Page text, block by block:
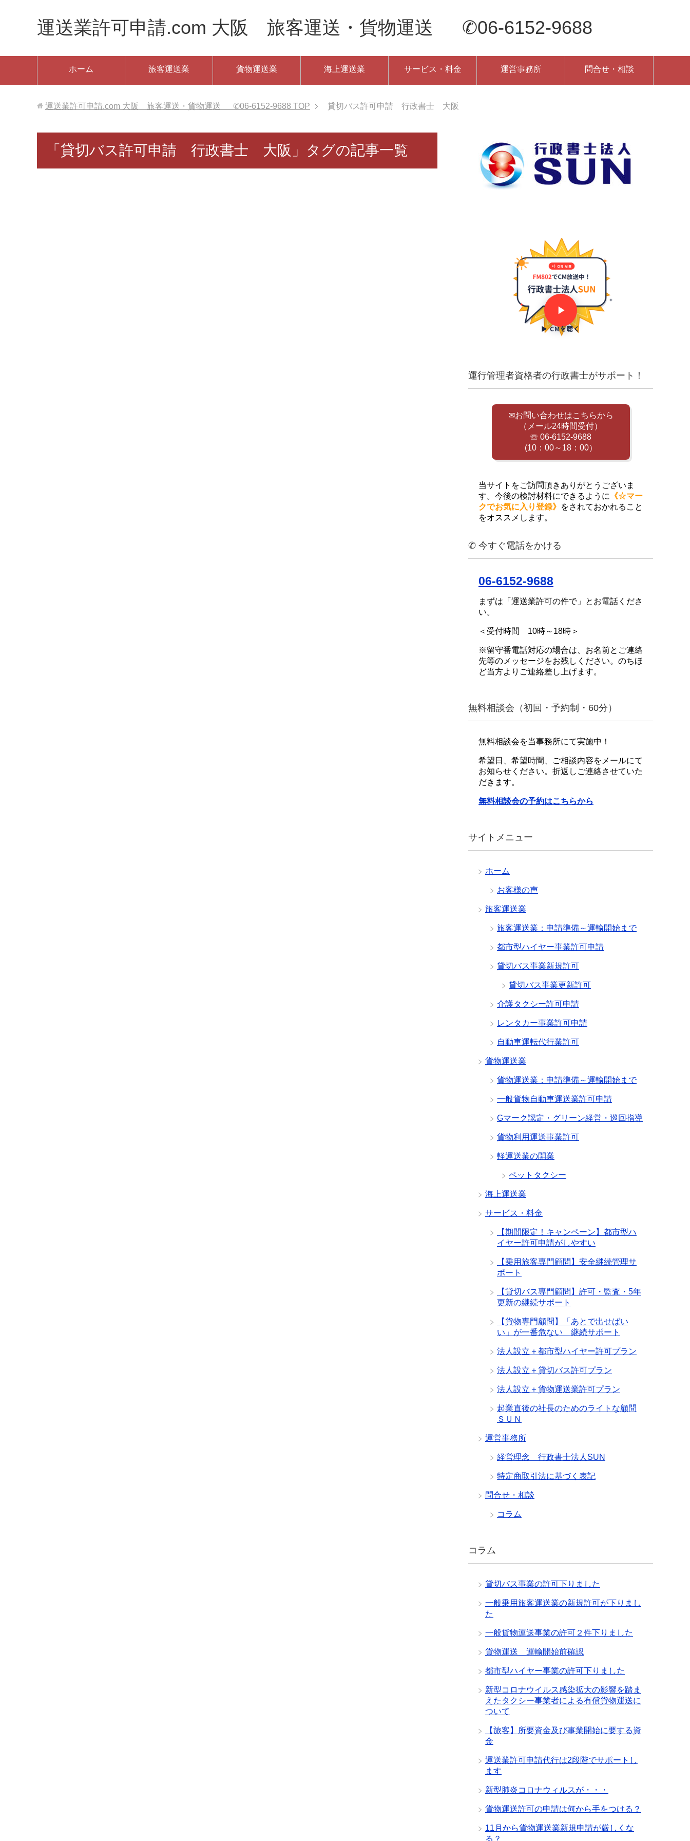
運送業許可申請.com 大阪 旅客運送・貨物運送 ✆06-6152-9688
ホーム 旅客運送業 貨物運送業 海上運送業 サービス・料金 運営事務所 問合せ・相談
運送業許可申請.com 大阪 旅客運送・貨物運送 ✆06-6152-9688 TOP 貸切バス許可申請 行政書士 大阪
「貸切バス許可申請 行政書士 大阪」タグの記事一覧
▶ CMを聴く
運行管理者資格者の行政書士がサポート！
✉お問い合わせはこちらから
（メール24時間受付）
☏ 06-6152-9688
(10：00～18：00）
当サイトをご訪問頂きありがとうございま
す。今後の検討材料にできるように
《☆マー
クでお気に入り登録》 をされておかれること
をオススメします。
✆ 今すぐ電話をかける
06-6152-9688
まずは「運送業許可の件で」とお電話くださ
い。
＜受付時間 10時～18時＞
※留守番電話対応の場合は、お名前とご連絡
先等のメッセージをお残しください。のちほ
ど当方よりご連絡差し上げます。
無料相談会（初回・予約制・60分）
無料相談会を当事務所にて実施中！
希望日、希望時間、ご相談内容をメールにて
お知らせください。折返しご連絡させていた
だきます。
無料相談会の予約はこちらから
サイトメニュー
ホーム
お客様の声
旅客運送業
旅客運送業：申請準備～運輸開始まで
都市型ハイヤー事業許可申請
貸切バス事業新規許可
貸切バス事業更新許可
介護タクシー許可申請
レンタカー事業許可申請
自動車運転代行業許可
貨物運送業
貨物運送業：申請準備～運輸開始まで
一般貨物自動車運送業許可申請
Gマーク認定・グリーン経営・巡回指導
貨物利用運送事業許可
軽運送業の開業
ペットタクシー
海上運送業
サービス・料金
【期間限定！キャンペーン】都市型ハ
イヤー許可申請がしやすい
【乗用旅客専門顧問】安全継続管理サ
ポート
【貸切バス専門顧問】許可・監査・5年
更新の継続サポート
【貨物専門顧問】「あとで出せばい
い」が一番危ない 継続サポート
法人設立＋都市型ハイヤー許可プラン
法人設立＋貸切バス許可プラン
法人設立＋貨物運送業許可プラン
起業直後の社長のためのライトな顧問
ＳＵＮ
運営事務所
経営理念 行政書士法人SUN
特定商取引法に基づく表記
問合せ・相談
コラム
コラム
貸切バス事業の許可下りました
一般乗用旅客運送業の新規許可が下りまし
た
一般貨物運送事業の許可２件下りました
貨物運送 運輸開始前確認
都市型ハイヤー事業の許可下りました
新型コロナウイルス感染拡大の影響を踏ま
えたタクシー事業者による有償貨物運送に
ついて
【旅客】所要資金及び事業開始に要する資
金
運送業許可申請代行は2段階でサポートし
ます
新型肺炎コロナウィルスが・・・
貨物運送許可の申請は何から手をつける？
11月から貨物運送業新規申請が厳しくな
る？